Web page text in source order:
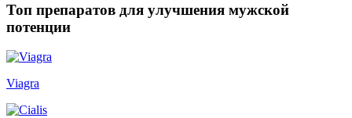
Топ препаратов для улучшения мужской
потенции
Viagra